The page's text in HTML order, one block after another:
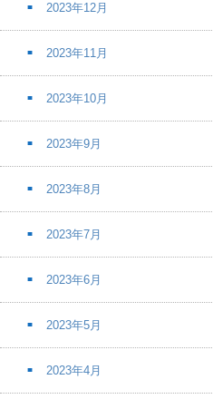
2023年12月
2023年11月
2023年10月
2023年9月
2023年8月
2023年7月
2023年6月
2023年5月
2023年4月